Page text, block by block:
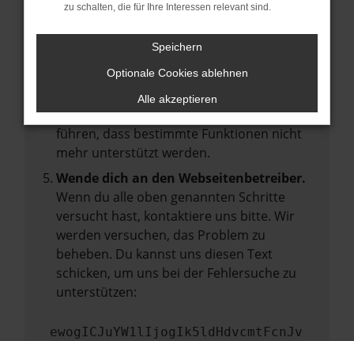
vorübergehende Probleme zu beheben.
Stelle sicher, dass dein Browser und dein
Betriebssystem auf dem neuesten Stand
Veraltete Software birgt nicht nur ein
Sicherheitsrisiko, sondern kann auch dazu
führen, dass bestimmte Funktionen nicht
mehr unterstützt werden.
Wende dich an den Webseitenbetreiber.
Wenn du alle oben genannten Schritte
versucht hast, kontaktiere uns bitte. Wir
werden versuchen, das Problem zu
beheben. Du kannst uns diesen Text
schicken, um uns bei der Fehlersuche zu
unterstützen:
ewogICJuYW1lIjogIk5ldHdvcmtFcnJv
zu schalten, die für Ihre Interessen relevant sind.
Speichern
Optionale Cookies ablehnen
Alle akzeptieren